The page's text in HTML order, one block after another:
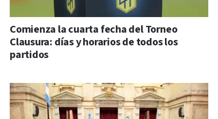
Comienza la cuarta fecha del Torneo
Clausura: días y horarios de todos los
partidos